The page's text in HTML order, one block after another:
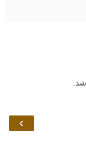
شد.
›